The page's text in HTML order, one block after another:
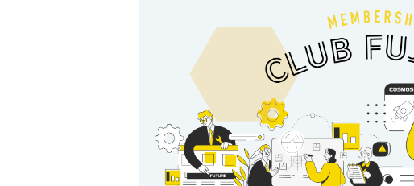
ダウンロード